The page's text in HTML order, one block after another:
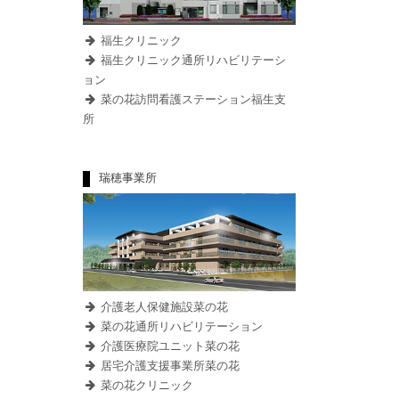
福生クリニック
福生クリニック通所リハビリテーシ
ョン
菜の花訪問看護ステーション福生支
所
瑞穂事業所
介護老人保健施設菜の花
菜の花通所リハビリテーション
介護医療院ユニット菜の花
居宅介護支援事業所菜の花
菜の花クリニック